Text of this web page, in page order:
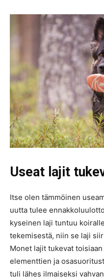
Useat lajit
Itse olen tämmöinen
uutta tulee
kyseinen laji tuntuu
tekemisestä, niin se laji
Monet lajit tukevat
elementtien ja
tuli lähes ilmaiseksi